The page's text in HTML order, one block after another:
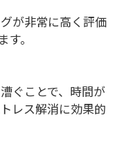
が非常に高く評価
。
ぐことで、時間が
レス解消に効果的